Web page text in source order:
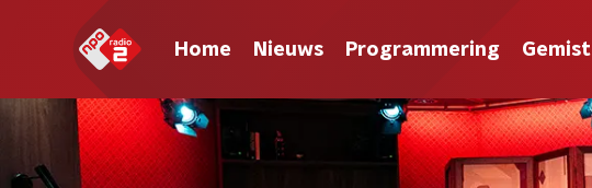
Home Nieuws Programmering Gemist